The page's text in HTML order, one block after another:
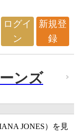
ログイ
ン
新規登
録
ンズ
JONES）を見